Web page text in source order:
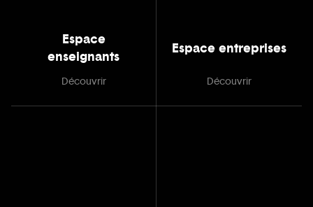
Espace
enseignants
Découvrir
Espace entreprises
Découvrir